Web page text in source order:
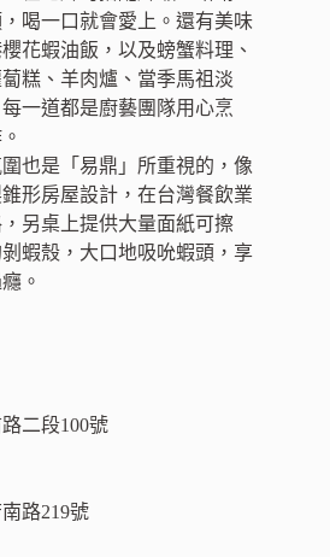
喝一口就會愛上。還有美味
花蝦油飯，以及螃蟹料理、
糕、羊肉爐、當季馬祖淡
一道都是廚藝團隊用心烹
也是「易鼎」所重視的，像
形房屋設計，在台灣餐飲業
另桌上提供大量面紙可擦
蝦殼，大口地吸吮蝦頭，享
。
二段100號
路219號